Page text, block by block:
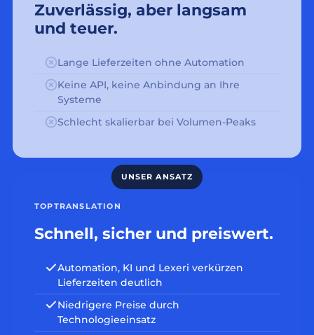
Zuverlässig, aber langsam
und teuer.
Lange Lieferzeiten ohne Automation
Keine API, keine Anbindung an Ihre
Systeme
Schlecht skalierbar bei Volumen-Peaks
TOPTRANSLATION
Schnell, sicher und preiswert.
Automation, KI und Lexeri verkürzen
Lieferzeiten deutlich
Niedrigere Preise durch
Technologieeinsatz